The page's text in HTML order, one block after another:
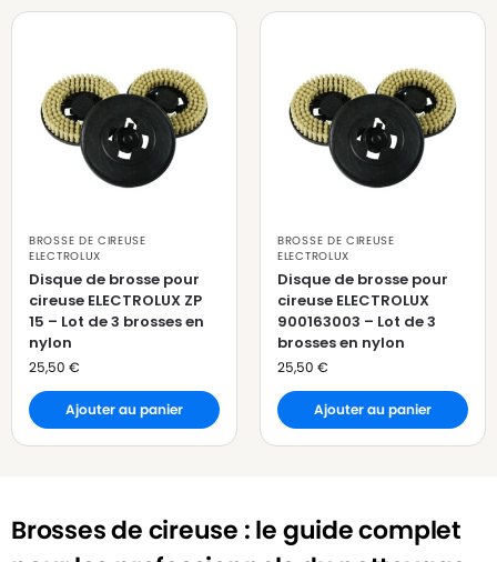
BROSSE DE CIREUSE
ELECTROLUX
Disque de brosse pour
cireuse ELECTROLUX ZP
15 – Lot de 3 brosses en
nylon
25,50 €
Ajouter au panier
BROSSE DE CIREUSE
ELECTROLUX
Disque de brosse pour
cireuse ELECTROLUX
900163003 – Lot de 3
brosses en nylon
25,50 €
Ajouter au panier
Brosses de cireuse : le guide complet